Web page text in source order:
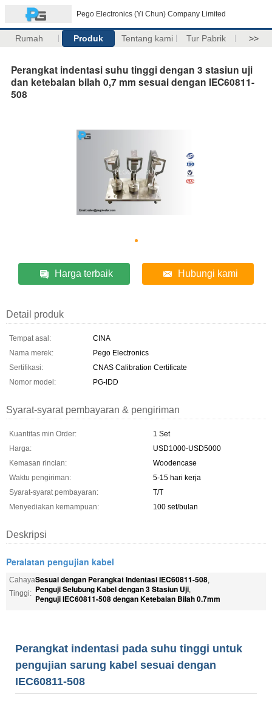
Pego Electronics (Yi Chun) Company Limited
Rumah Produk Tentang kami Tur Pabrik >>
Perangkat indentasi suhu tinggi dengan 3 stasiun uji
dan ketebalan bilah 0,7 mm sesuai dengan IEC60811-
508
Harga terbaik Hubungi kami
Detail produk
Tempat asal:
CINA
Nama merek:
Pego Electronics
Sertifikasi:
CNAS Calibration Certificate
Nomor model:
PG-IDD
Syarat-syarat pembayaran & pengiriman
Kuantitas min Order:
1 Set
Harga:
USD1000-USD5000
Kemasan rincian:
Woodencase
Waktu pengiriman:
5-15 hari kerja
Syarat-syarat pembayaran:
T/T
Menyediakan kemampuan:
100 set/bulan
Deskripsi
Peralatan pengujian kabel
Cahaya
Tinggi:
Sesuai dengan Perangkat Indentasi IEC60811-508,
Penguji Selubung Kabel dengan 3 Stasiun Uji,
Penguji IEC60811-508 dengan Ketebalan Bilah 0.7mm
Perangkat indentasi pada suhu tinggi untuk
pengujian sarung kabel sesuai dengan
IEC60811-508